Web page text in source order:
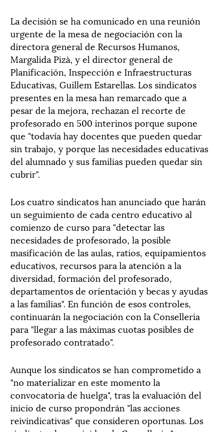
La decisión se ha comunicado en una reunión
urgente de la mesa de negociación con la
directora general de Recursos Humanos,
Margalida Pizà, y el director general de
Planificación, Inspección e Infraestructuras
Educativas, Guillem Estarellas. Los sindicatos
presentes en la mesa han remarcado que a
pesar de la mejora, rechazan el recorte de
profesorado en 500 interinos porque supone
que "todavía hay docentes que pueden quedar
sin trabajo, y porque las necesidades educativas
del alumnado y sus familias pueden quedar sin
cubrir".
Los cuatro sindicatos han anunciado que harán
un seguimiento de cada centro educativo al
comienzo de curso para "detectar las
necesidades de profesorado, la posible
masificación de las aulas, ratios, equipamientos
educativos, recursos para la atención a la
diversidad, formación del profesorado,
departamentos de orientación y becas y ayudas
a las familias". En función de esos controles,
continuarán la negociación con la Conselleria
para "llegar a las máximas cuotas posibles de
profesorado contratado".
Aunque los sindicatos se han comprometido a
"no materializar en este momento la
convocatoria de huelga", tras la evaluación del
inicio de curso propondrán "las acciones
reivindicativas" que consideren oportunas. Los